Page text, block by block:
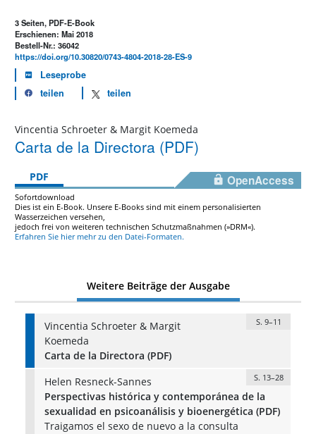
3 Seiten, PDF-E-Book
Erschienen: Mai 2018
Bestell-Nr.: 36042
https://doi.org/10.30820/0743-4804-2018-28-ES-9
Leseprobe
teilen
teilen
Vincentia Schroeter & Margit Koemeda
Carta de la Directora (PDF)
PDF OpenAccess
Sofortdownload
Dies ist ein E-Book. Unsere E-Books sind mit einem personalisierten
Wasserzeichen versehen,
jedoch frei von weiteren technischen Schutzmaßnahmen (»DRM«).
Erfahren Sie hier mehr zu den Datei-Formaten.
Weitere Beiträge der Ausgabe
Vincentia Schroeter & Margit
Koemeda
S. 9–11
Carta de la Directora (PDF)
Helen Resneck-Sannes
S. 13–28
Perspectivas histórica y contemporánea de la
sexualidad en psicoanálisis y bioenergética (PDF)
Traigamos el sexo de nuevo a la consulta